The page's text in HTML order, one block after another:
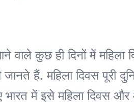
कुछ ही दिनों में महिला
हैं. महिला दिवस पूरी
भारत में इसे महिला दिवस